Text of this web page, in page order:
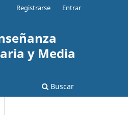
y Media
Buscar
Registrarse Entrar